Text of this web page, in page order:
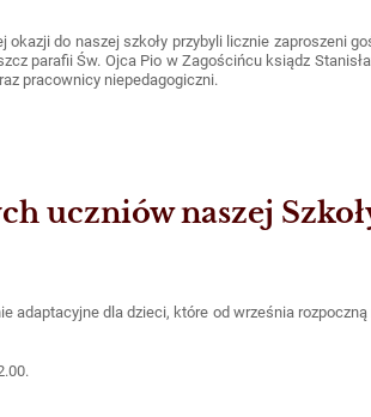
do naszej szkoły przybyli licznie zaproszeni
parafii Św. Ojca Pio w Zagościńcu ksiądz
pracownicy niepedagogiczni.
uczniów naszej
adaptacyjne dla dzieci, które od września